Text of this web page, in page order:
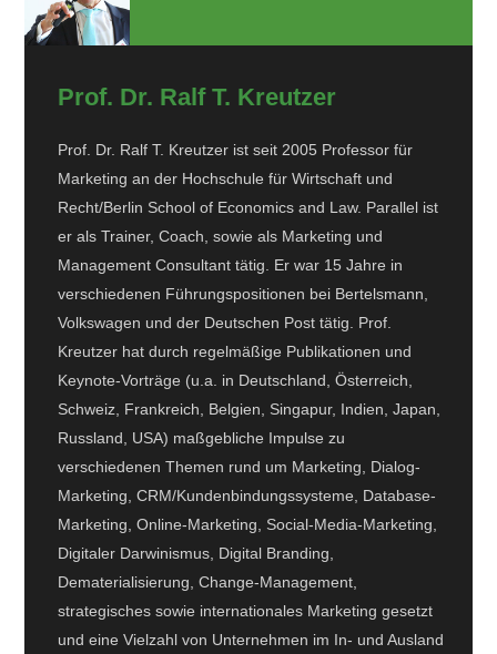
Prof. Dr. Ralf T. Kreutzer
Prof. Dr. Ralf T. Kreutzer ist seit 2005 Professor für
Marketing an der Hochschule für Wirtschaft und
Recht/Berlin School of Economics and Law. Parallel ist
er als Trainer, Coach, sowie als Marketing und
Management Consultant tätig. Er war 15 Jahre in
verschiedenen Führungspositionen bei Bertelsmann,
Volkswagen und der Deutschen Post tätig. Prof.
Kreutzer hat durch regelmäßige Publikationen und
Keynote-Vorträge (u.a. in Deutschland, Österreich,
Schweiz, Frankreich, Belgien, Singapur, Indien, Japan,
Russland, USA) maßgebliche Impulse zu
verschiedenen Themen rund um Marketing, Dialog-
Marketing, CRM/Kundenbindungssysteme, Database-
Marketing, Online-Marketing, Social-Media-Marketing,
Digitaler Darwinismus, Digital Branding,
Dematerialisierung, Change-Management,
strategisches sowie internationales Marketing gesetzt
und eine Vielzahl von Unternehmen im In- und Ausland